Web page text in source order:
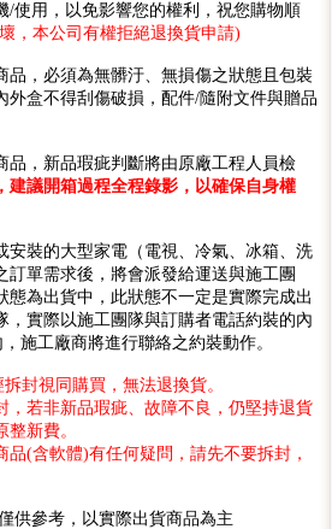
/使用，以免影響您的權利，祝您購物順
，本公司有權拒絕退換貨申請)
，必須為無髒汙、無損傷之狀態且包裝
外盒不得刮傷破損，配件/隨附文件與贈品
，新品瑕疵判斷將由原廠工程人員檢
建議開箱過程全程錄影，以確保自身權
裝的大型家電（電視、冷氣、冰箱、洗
訂單需求後，將會派發給運送與施工團
態為出貨中，此狀態不一定是實際完成出
，實際以施工團隊與訂購者電話約裝的內
施工廠商將進行聯絡之約裝動作。
封視同購買，無法退換貨。
若非新品瑕疵、故障不良，仍堅持退貨
新費。
(含軟體)有任何疑問，請先不要拆封，
供參考，以實際出貨商品為主